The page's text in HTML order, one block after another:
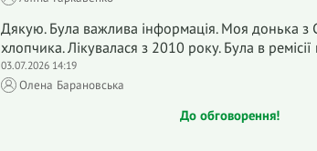
Дякую. Була важлива інформація. Моя донька з
хлопчика. Лікувалася з 2010 року. Була в
03.07.2026 14:19
Олена Барановська
До обговорення!